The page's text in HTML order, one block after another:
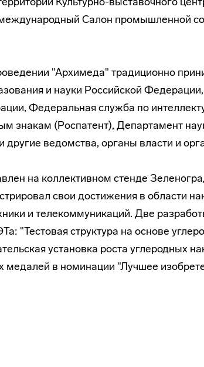
Салон промышленной
"Архимеда" традиционно
и науки Российской
Федеральная служба по
знакам (Роспатент), Департамент
другие ведомства, органы власти и
на коллективном стенде
свои достижения в области
и телекоммуникаций. Две
"Тестовая структура на основе
установка роста углеродных
медалей в номинации "Лучшее